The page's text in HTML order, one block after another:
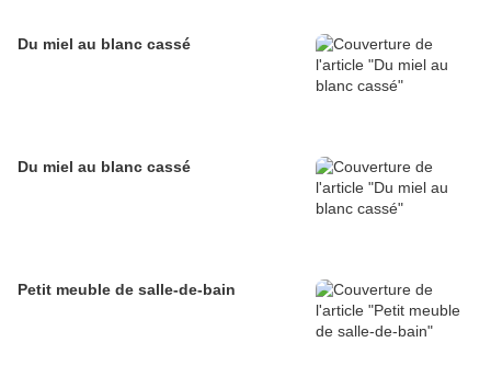
Du miel au blanc cassé
Du miel au blanc cassé
Petit meuble de salle-de-bain